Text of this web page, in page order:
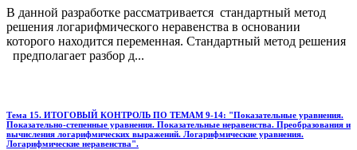
В данной разработке рассматривается стандартный метод
решения логарифмического неравенства в основании
которого находится переменная. Стандартный метод решения
предполагает разбор д...
Тема 15. ИТОГОВЫЙ КОНТРОЛЬ ПО ТЕМАМ 9-14: "Показательные уравнения.
Показательно-степенные уравнения. Показательные неравенства. Преобразования и
вычисления логарифмических выражений. Логарифмические уравнения.
Логарифмические неравенства".